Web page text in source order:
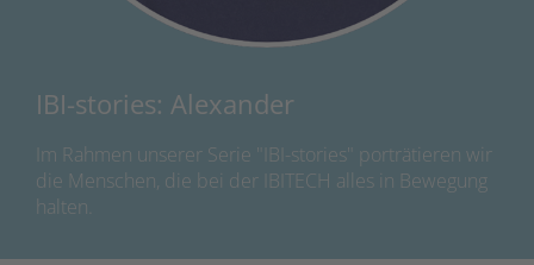
IBI-stories: Alexander
Im Rahmen unserer Serie "IBI-stories" porträtieren wir
die Menschen, die bei der IBITECH alles in Bewegung
halten.